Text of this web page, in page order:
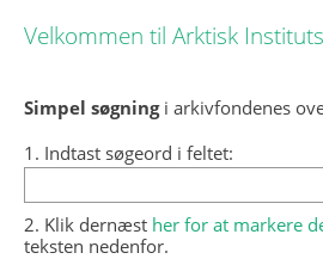
Velkommen til Arktisk
Simpel søgningi arkivfondenes
1. Indtast søgeord i feltet:
2. Klik dernæst her for at markere
teksten nedenfor.